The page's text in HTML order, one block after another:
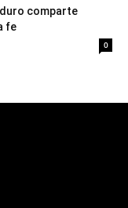
comparte
fe
0